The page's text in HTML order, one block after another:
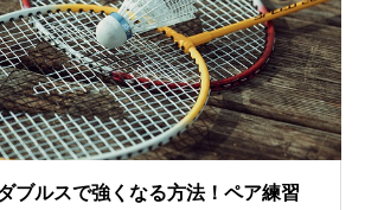
ブルスで強くなる方法！ペア練習